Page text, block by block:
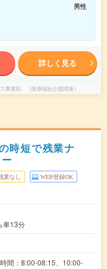
男性
詳しく見る
事業部 （医療福祉介護関連）
時短で残業ナ
業なし WEB登録OK
車13分
間：8:00-08:15、10:00-